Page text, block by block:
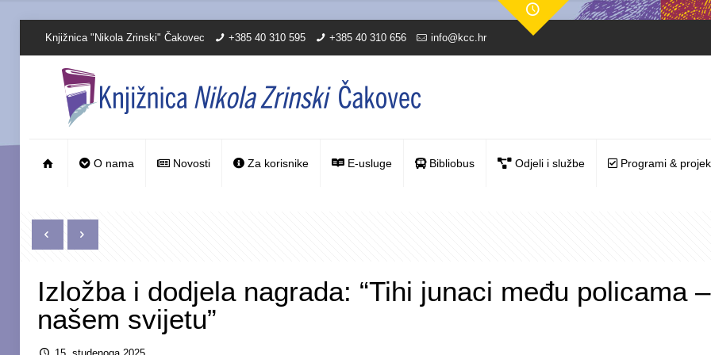
Knjižnica "Nikola Zrinski" Čakovec +385 40 310 595 +385 40 310 656 info@kcc.hr
O nama Novosti Za korisnike E-usluge Bibliobus Odjeli i službe Programi &
Izložba i dodjela nagrada: “Tihi junaci među policama
našem svijetu”